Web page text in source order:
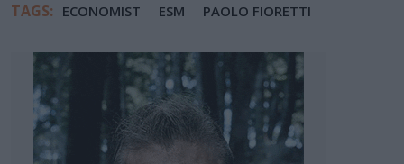
TAGS: ECONOMIST ESM PAOLO FIORETTI